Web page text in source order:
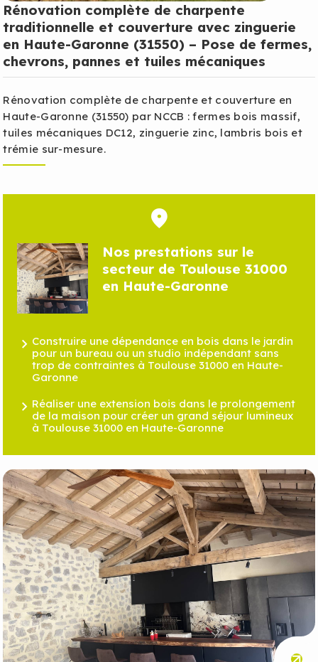
Rénovation complète de charpente
traditionnelle et couverture avec zinguerie
en Haute-Garonne (31550) – Pose de fermes,
chevrons, pannes et tuiles mécaniques
Rénovation complète de charpente et couverture en
Haute-Garonne (31550) par NCCB : fermes bois massif,
tuiles mécaniques DC12, zinguerie zinc, lambris bois et
trémie sur-mesure.
Nos prestations sur le
secteur de Toulouse 31000
en Haute-Garonne
Construire une dépendance en bois dans le jardin
pour un bureau ou un studio indépendant sans
trop de contraintes à Toulouse 31000 en Haute-
Garonne
Réaliser une extension bois dans le prolongement
de la maison pour créer un grand séjour lumineux
à Toulouse 31000 en Haute-Garonne